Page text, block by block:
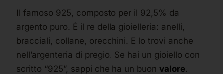
Il famoso 925, composto per il 92,5% da
argento puro. È il re della gioielleria: anelli,
bracciali, collane, orecchini. E lo trovi anche
nell’argenteria di pregio. Se hai un gioiello con
scritto “925”, sappi che ha un buon valore.